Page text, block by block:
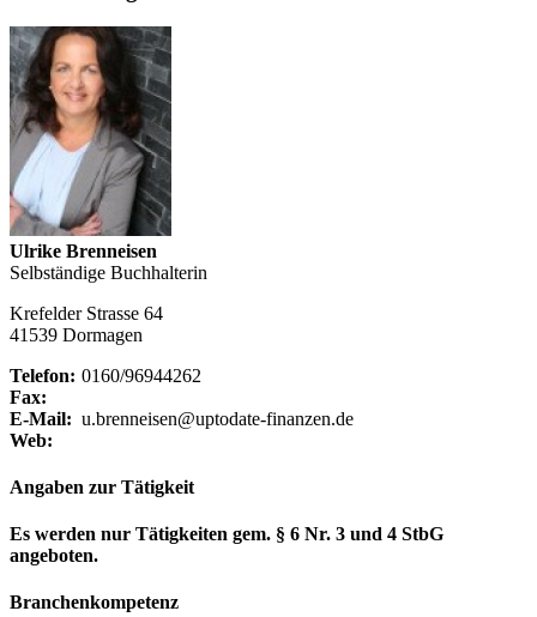
Ulrike Brenneisen
Selbständige Buchhalterin
Krefelder Strasse 64
41539 Dormagen
Telefon: 0160/96944262
Fax:
E-Mail: u.brenneisen@uptodate-finanzen.de
Web:
Angaben zur Tätigkeit
Es werden nur Tätigkeiten gem. § 6 Nr. 3 und 4 StbG
angeboten.
Branchenkompetenz